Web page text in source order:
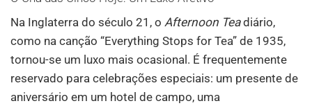
Na Inglaterra do século 21, o Afternoon Teadiário,
como na canção “Everything Stops for Tea” de 1935,
tornou-se um luxo mais ocasional. É frequentemente
reservado para celebrações especiais: um presente de
aniversário em um hotel de campo, uma